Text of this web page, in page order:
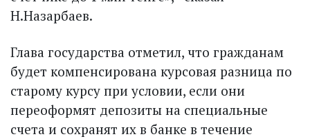
Н.Назарбаев.
Глава государства отметил, что гражданам
будет компенсирована курсовая разница по
старому курсу при условии, если они
переоформят депозиты на специальные
счета и сохранят их в банке в течение